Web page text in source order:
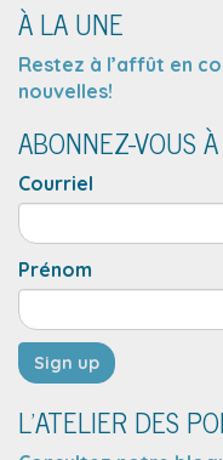
À LA UNE
Restez à l’affût en
nouvelles!
ABONNEZ-VOUS
Courriel
Prénom
L’ATELIER DES